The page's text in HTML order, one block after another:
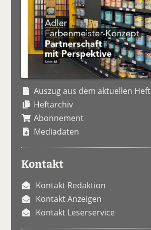
Auszug aus dem aktuellen Heft
Heftarchiv
Abonnement
Mediadaten
Kontakt
Kontakt Redaktion
Kontakt Anzeigen
Kontakt Leserservice